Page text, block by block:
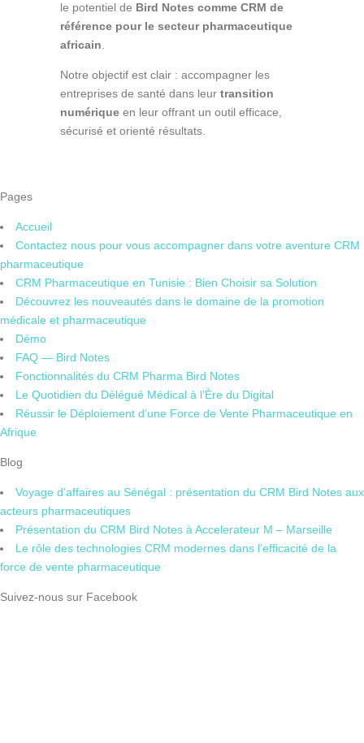
le potentiel de Bird Notes comme CRM de
référence pour le secteur pharmaceutique
africain
Notre objectif est clair : accompagner les
entreprises de santé dans leur transition
numérique en leur offrant un outil efficace,
sécurisé et orienté résultats.
Pages
Accueil
Contactez nous pour vous accompagner dans votre aventure CRM
pharmaceutique
CRM Pharmaceutique en Tunisie : Bien Choisir sa Solution
Découvrez les nouveautés dans le domaine de la promotion
médicale et pharmaceutique
Démo
FAQ — Bird Notes
Fonctionnalités du CRM Pharma Bird Notes
Le Quotidien du Délégué Médical à l’Ère du Digital
Réussir le Déploiement d’une Force de Vente Pharmaceutique en
Afrique
Blog
Voyage d’affaires au Sénégal : présentation du CRM Bird Notes aux
acteurs pharmaceutiques
Présentation du CRM Bird Notes à Accelerateur M – Marseille
Le rôle des technologies CRM modernes dans l’efficacité de la
force de vente pharmaceutique
Suivez-nous sur Facebook